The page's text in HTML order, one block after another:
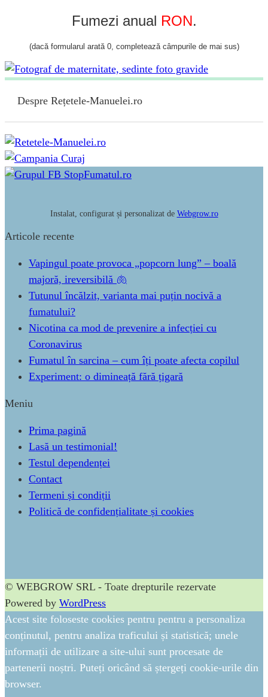
Fumezi anual RON.
(dacă formularul arată 0, completează câmpurile de mai sus)
Despre Rețetele-Manuelei.ro
Instalat, configurat și personalizat de Webgrow.ro
Articole recente
Vapingul poate provoca „popcorn lung” – boală
majoră, ireversibilă 🫁
Tutunul încălzit, varianta mai puțin nocivă a
fumatului?
Nicotina ca mod de prevenire a infecției cu
Coronavirus
Fumatul în sarcina – cum îți poate afecta copilul
Experiment: o dimineață fără țigară
Meniu
Prima pagină
Lasă un testimonial!
Testul dependenței
Contact
Termeni și condiții
Politică de confidențialitate și cookies
© WEBGROW SRL - Toate drepturile rezervate
Powered by WordPress
Acest site foloseste cookies pentru pentru a personaliza
conținutul, pentru analiza traficului și statistică; unele
informații de utilizare a site-ului sunt procesate de
partenerii noștri. Puteți oricând să ștergeți cookie-urile din
browser.